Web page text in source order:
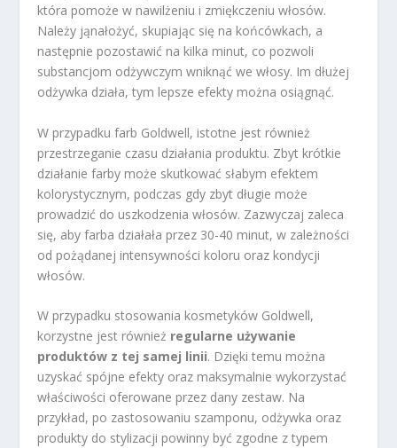
która pomoże w nawilżeniu i zmiękczeniu włosów.
Należy jąnałożyć, skupiając się na końcówkach, a
następnie pozostawić na kilka minut, co pozwoli
substancjom odżywczym wniknąć we włosy. Im dłużej
odżywka działa, tym lepsze efekty można osiągnąć.
W przypadku farb Goldwell, istotne jest również
przestrzeganie czasu działania produktu. Zbyt krótkie
działanie farby może skutkować słabym efektem
kolorystycznym, podczas gdy zbyt długie może
prowadzić do uszkodzenia włosów. Zazwyczaj zaleca
się, aby farba działała przez 30-40 minut, w zależności
od pożądanej intensywności koloru oraz kondycji
włosów.
W przypadku stosowania kosmetyków Goldwell,
korzystne jest również regularne używanie
produktów z tej samej linii. Dzięki temu można
uzyskać spójne efekty oraz maksymalnie wykorzystać
właściwości oferowane przez dany zestaw. Na
przykład, po zastosowaniu szamponu, odżywka oraz
produkty do stylizacji powinny być zgodne z typem